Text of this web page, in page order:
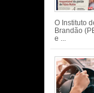
O Instituto
Brandão
e ...